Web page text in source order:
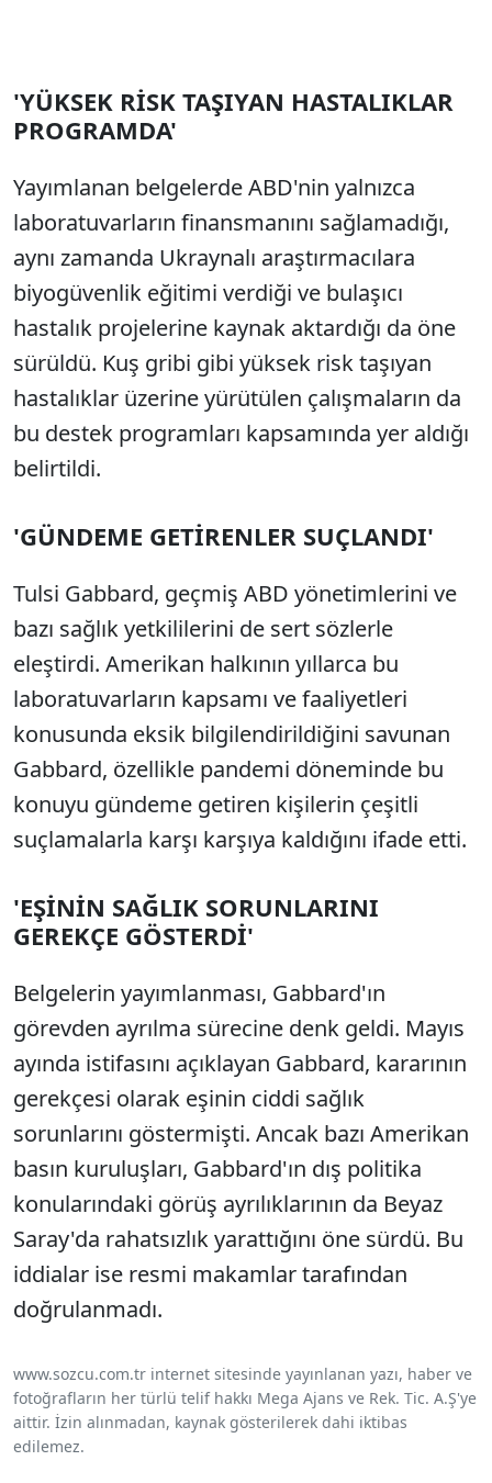
'YÜKSEK RİSK TAŞIYAN HASTALIKLAR
PROGRAMDA'
Yayımlanan belgelerde ABD'nin yalnızca
laboratuvarların finansmanını sağlamadığı,
aynı zamanda Ukraynalı araştırmacılara
biyogüvenlik eğitimi verdiği ve bulaşıcı
hastalık projelerine kaynak aktardığı da öne
sürüldü. Kuş gribi gibi yüksek risk taşıyan
hastalıklar üzerine yürütülen çalışmaların da
bu destek programları kapsamında yer aldığı
belirtildi.
'GÜNDEME GETİRENLER SUÇLANDI'
Tulsi Gabbard, geçmiş ABD yönetimlerini ve
bazı sağlık yetkililerini de sert sözlerle
eleştirdi. Amerikan halkının yıllarca bu
laboratuvarların kapsamı ve faaliyetleri
konusunda eksik bilgilendirildiğini savunan
Gabbard, özellikle pandemi döneminde bu
konuyu gündeme getiren kişilerin çeşitli
suçlamalarla karşı karşıya kaldığını ifade etti.
'EŞİNİN SAĞLIK SORUNLARINI
GEREKÇE GÖSTERDİ'
Belgelerin yayımlanması, Gabbard'ın
görevden ayrılma sürecine denk geldi. Mayıs
ayında istifasını açıklayan Gabbard, kararının
gerekçesi olarak eşinin ciddi sağlık
sorunlarını göstermişti. Ancak bazı Amerikan
basın kuruluşları, Gabbard'ın dış politika
konularındaki görüş ayrılıklarının da Beyaz
Saray'da rahatsızlık yarattığını öne sürdü. Bu
iddialar ise resmi makamlar tarafından
doğrulanmadı.
www.sozcu.com.tr internet sitesinde yayınlanan yazı, haber ve
fotoğrafların her türlü telif hakkı Mega Ajans ve Rek. Tic. A.Ş'ye
aittir. İzin alınmadan, kaynak gösterilerek dahi iktibas
edilemez.